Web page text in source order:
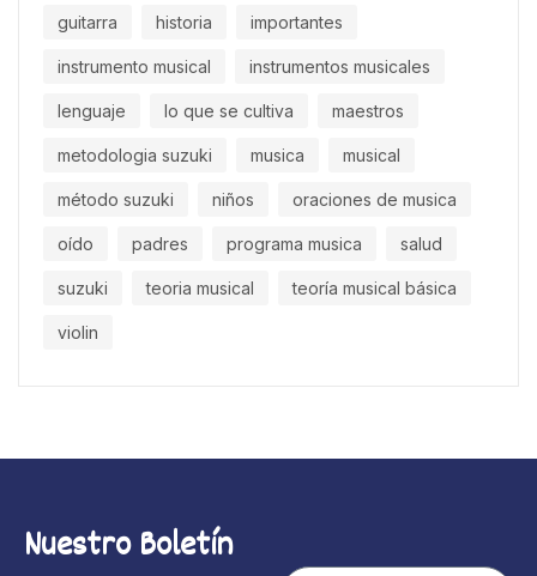
guitarra historia importantes
instrumento musical instrumentos musicales
lenguaje lo que se cultiva maestros
metodologia suzuki musica musical
método suzuki niños oraciones de musica
oído padres programa musica salud
suzuki teoria musical teoría musical básica
violin
Nuestro Boletín